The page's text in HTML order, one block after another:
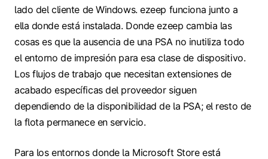
lado del cliente de Windows. ezeep funciona junto a
ella donde está instalada. Donde ezeep cambia las
cosas es que la ausencia de una PSA no inutiliza todo
el entorno de impresión para esa clase de dispositivo.
Los flujos de trabajo que necesitan extensiones de
acabado específicas del proveedor siguen
dependiendo de la disponibilidad de la PSA; el resto de
la flota permanece en servicio.
Para los entornos donde la Microsoft Store está